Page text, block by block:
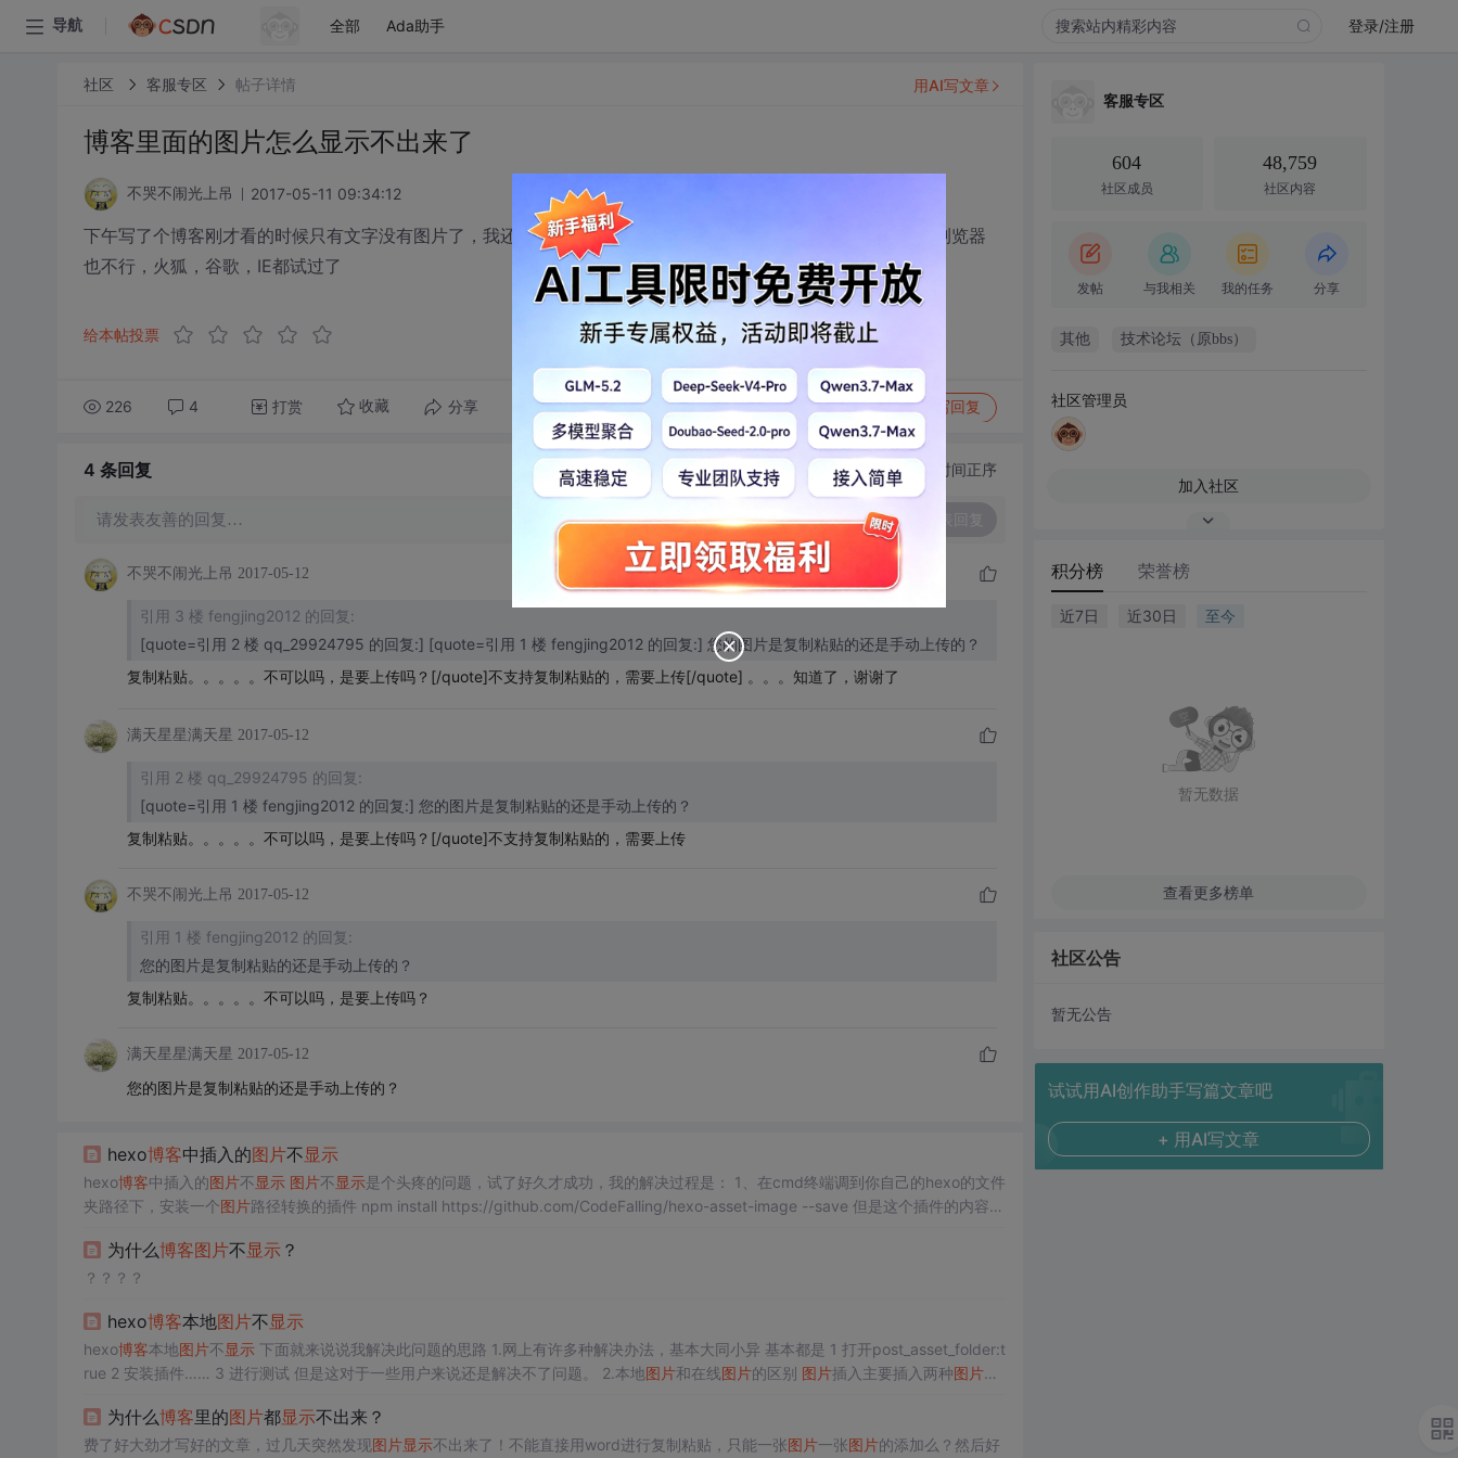
导航 全部 Ada助手 登录/注册
社区 客服专区 帖子详情
博客里面的图片怎么显示不出来了
不哭不闹光上吊 2017-05-11 09:34:12
下午写了个博客刚才看的时候只有文字没有图片了，我还以为我发布出问题，重新试了下还是显示不出来啊，换浏览器
也不行，火狐，谷歌，IE都试过了
给本帖投票
226 4 打赏 收藏 分享 转发到动态 举报 写回复
用AI写文章
4 条回复 切换为时间正序
请发表友善的回复…
不哭不闹光上吊 2017-05-12
引用 3 楼 fengjing2012 的回复:
[quote=引用 2 楼 qq_29924795 的回复:] [quote=引用 1 楼 fengjing2012 的回复:] 您的图片是复制粘贴的还是手动上传的？
复制粘贴。。。。。不可以吗，是要上传吗？[/quote]不支持复制粘贴的，需要上传[/quote] 。。。知道了，谢谢了
满天星星满天星 2017-05-12
引用 2 楼 qq_29924795 的回复:
[quote=引用 1 楼 fengjing2012 的回复:] 您的图片是复制粘贴的还是手动上传的？
复制粘贴。。。。。不可以吗，是要上传吗？[/quote]不支持复制粘贴的，需要上传
不哭不闹光上吊 2017-05-12
引用 1 楼 fengjing2012 的回复:
您的图片是复制粘贴的还是手动上传的？
复制粘贴。。。。。不可以吗，是要上传吗？
满天星星满天星 2017-05-12
您的图片是复制粘贴的还是手动上传的？
hexo博客中插入的图片不显示
hexo博客中插入的图片不显示 图片不显示是个头疼的问题，试了好久才成功，我的解决过程是： 1、在cmd终端调到你自己的hexo的文件
夹路径下，安装一个图片路径转换的插件 npm install https://github.com/CodeFalling/hexo-asset-image --save 但是这个插件的内容需
为什么博客图片不显示？
？？？？
hexo博客本地图片不显示
hexo博客本地图片不显示下面就来说说我解决此问题的思路 1.网上有许多种解决办法，基本大同小异 基本都是 1 打开post_asset_folder:t
rue 2 安装插件…… 3 进行测试 但是这对于一些用户来说还是解决不了问题。 2.本地图片和在线图片的区别 图片插入主要插入两种图片：
转换，转换后怎么保证
为什么博客里的图片都显示不出来？
费了好大劲才写好的文章，过几天突然发现图片显示不出来了！不能直接用word进行复制粘贴，只能一张图片一张图片的添加么？然后好
客服专区
604
社区成员
48,759
社区内容
发帖 与我相关 我的任务 分享
其他 技术论坛（原bbs）
社区管理员
加入社区
积分榜 荣誉榜
近7日 近30日 至今
暂无数据
查看更多榜单
社区公告
暂无公告
试试用AI创作助手写篇文章吧
+ 用AI写文章